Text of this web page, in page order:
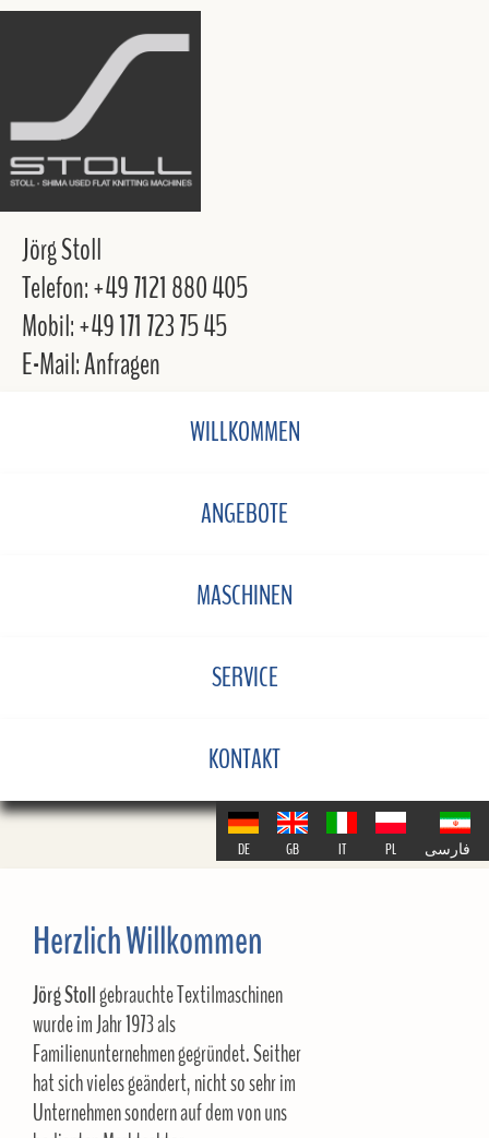
Jörg Stoll
Telefon: +49 7121 880 405
Mobil: +49 171 723 75 45
E-Mail: Anfragen
WILLKOMMEN
ANGEBOTE
MASCHINEN
SERVICE
KONTAKT
DE GB IT PL فارسی
Herzlich Willkommen
Jörg Stollgebrauchte Textilmaschinen
wurde im Jahr 1973 als
Familienunternehmen gegründet. Seither
hat sich vieles geändert, nicht so sehr im
Unternehmen sondern auf dem von uns